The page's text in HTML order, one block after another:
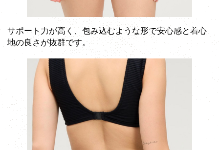
サポート力が高く、包み込むような形で安心感と着心
地の良さが抜群です。